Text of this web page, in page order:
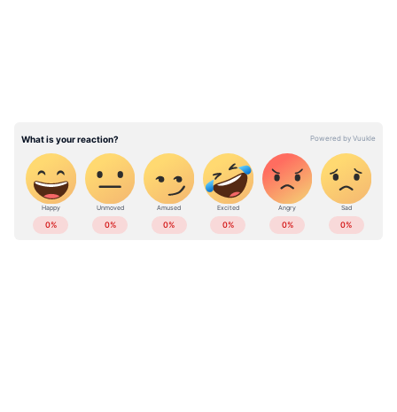
മാറ്റത്തിന് സാധ്യത! സഞ്ജു സാംസണ്‍
വിക്കറ്റ് കീപ്പറായി തുടരും
ABOUT THE AUTHOR